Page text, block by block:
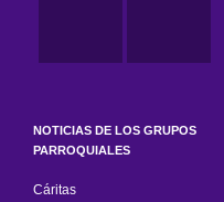
NOTICIAS DE LOS GRUPOS
PARROQUIALES
Cáritas